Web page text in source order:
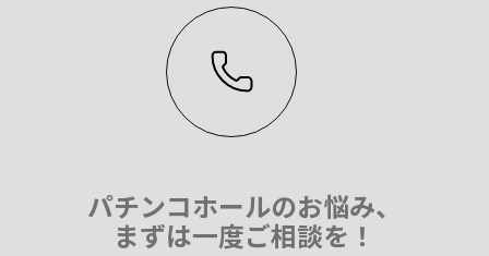
パチンコホールのお悩み、
まずは一度ご相談を！